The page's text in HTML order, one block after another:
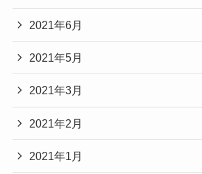
2021年6月
2021年5月
2021年3月
2021年2月
2021年1月